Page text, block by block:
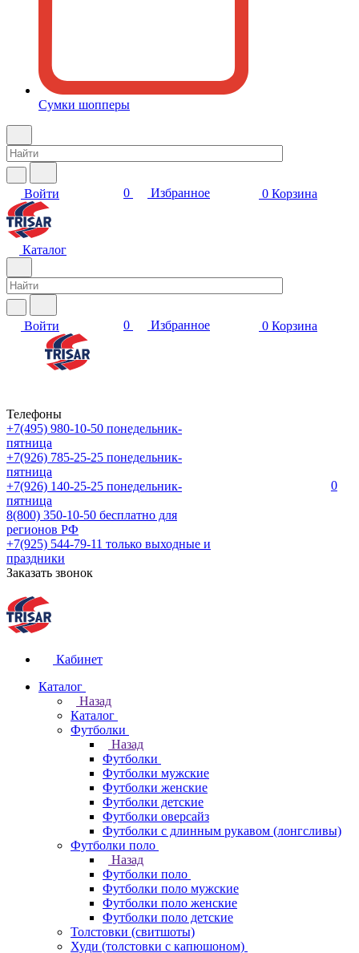
Сумки шопперы
Войти 0 Избранное 0 Корзина
Каталог
Войти 0 Избранное 0 Корзина
Телефоны
+7(495) 980-10-50 понедельник-
пятница
+7(926) 785-25-25 понедельник-
пятница
+7(926) 140-25-25 понедельник-
пятница
8(800) 350-10-50 бесплатно для
регионов РФ
+7(925) 544-79-11 только выходные и
праздники
Заказать звонок
0
Кабинет
Каталог
Назад
Каталог
Футболки
Назад
Футболки
Футболки мужские
Футболки женские
Футболки детские
Футболки оверсайз
Футболки с длинным рукавом (лонгсливы)
Футболки поло
Назад
Футболки поло
Футболки поло мужские
Футболки поло женские
Футболки поло детские
Толстовки (свитшоты)
Худи (толстовки с капюшоном)